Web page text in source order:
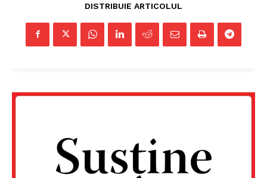
DISTRIBUIE ARTICOLUL